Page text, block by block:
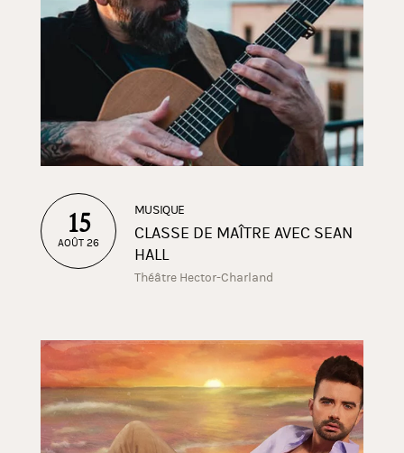
15
AOÛT 26
MUSIQUE
CLASSE DE MAÎTRE AVEC SEAN
HALL
Théâtre Hector-Charland